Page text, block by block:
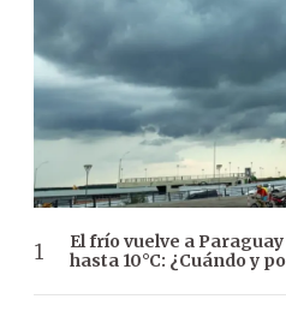
El frío vuelve a
hasta 10°C: ¿Cuándo y